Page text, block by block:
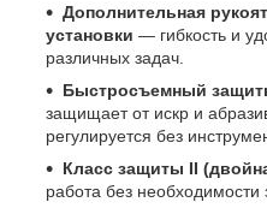
Дополнительная
установки — гибкость и
различных задач.
Быстросъемный
защищает от искр и
регулируется без
Класс защиты II
работа без необходимости